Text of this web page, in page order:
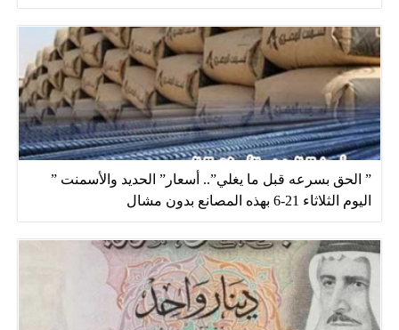
” الحق بسرعه قبل ما يغلي”.. أسعار” الحديد والأسمنت ”
اليوم الثلاثاء 21-6 بهذه المصانع بدون مشال